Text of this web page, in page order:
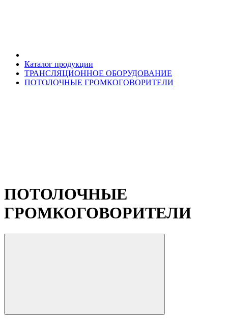
Каталог продукции
ТРАНСЛЯЦИОННОЕ ОБОРУДОВАНИЕ
ПОТОЛОЧНЫЕ ГРОМКОГОВОРИТЕЛИ
ПОТОЛОЧНЫЕ
ГРОМКОГОВОРИТЕЛИ